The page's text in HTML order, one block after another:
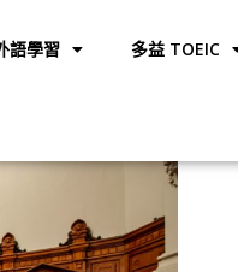
語學習 多益 TOEIC